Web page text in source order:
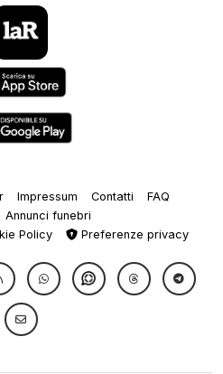
Impressum Contatti
FAQ
Annunci funebri
Policy Preferenze privacy